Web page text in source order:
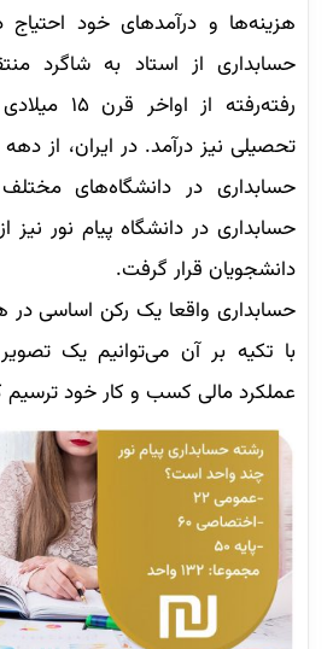
هزینه‌ها و درآمدهای خود
حسابداری از استاد به شاگرد
رفته‌رفته
حسابداری در دانشگاه‌های
دانشجویان قرار گرفت.
حسابداری واقعا یک رکن اساسی
با تکیه بر آن می‌توانیم یک
عملکرد مالی کسب و کار خود ترسیم